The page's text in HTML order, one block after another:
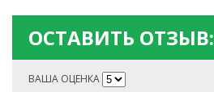
ОСТАВИТЬ ОТЗЫВ:
ВАША ОЦЕНКА